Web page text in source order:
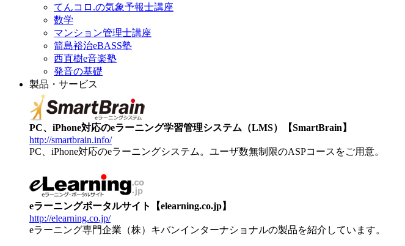
てんコロ.の気象予報士講座
数学
マンション管理士講座
箭島裕治eBASS塾
西直樹e音楽塾
発音の基礎
製品・サービス
PC、iPhone対応のeラーニング学習管理システム（LMS）【SmartBrain】
http://smartbrain.info/
PC、iPhone対応のeラーニングシステム。ユーザ数無制限のASPコースをご用意。
eラーニングポータルサイト【elearning.co.jp】
http://elearning.co.jp/
eラーニング専門企業（株）キバンインターナショナルの製品を紹介しています。